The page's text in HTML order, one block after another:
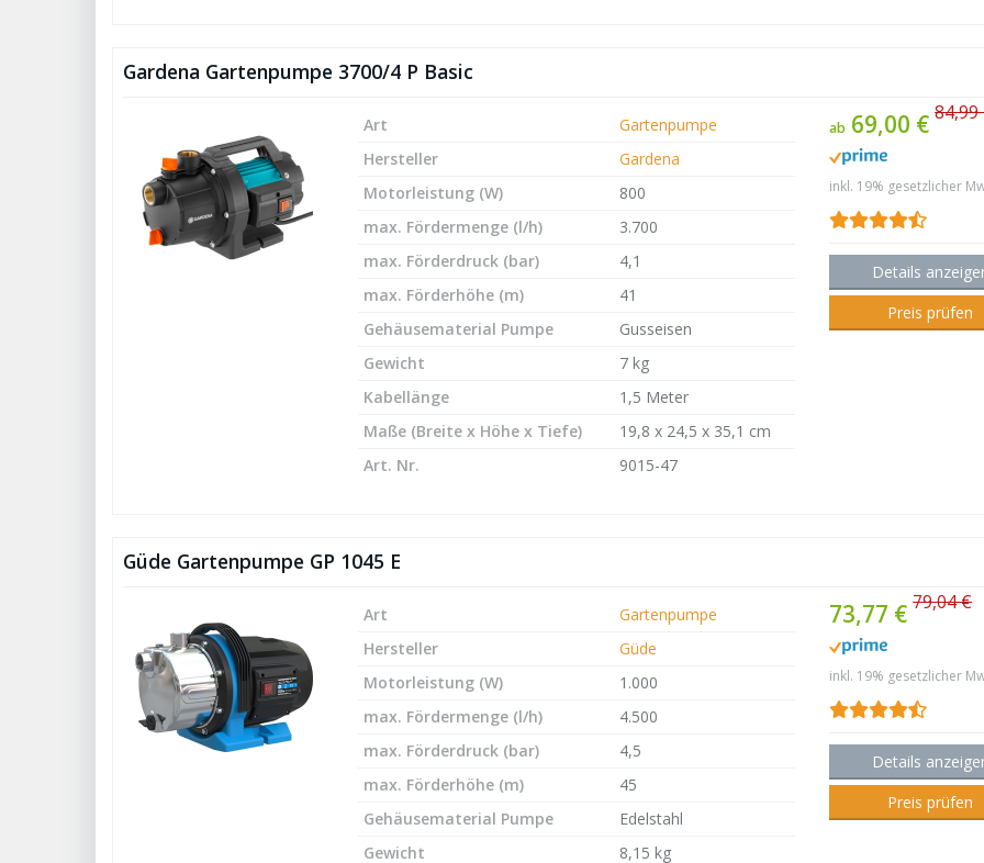
Gardena Gartenpumpe 3700/4 P Basic
ab 69,00 €84,99
inkl. 19% gesetzlicher
Details
Preis prüfen
Art
Gartenpumpe
Hersteller
Gardena
Motorleistung (W)
800
max. Fördermenge (l/h)
3.700
max. Förderdruck (bar)
4,1
max. Förderhöhe (m)
41
Gehäusematerial Pumpe
Gusseisen
Gewicht
7 kg
Kabellänge
1,5 Meter
Maße (Breite x Höhe x Tiefe)
19,8 x 24,5 x 35,1 cm
Art. Nr.
9015-47
Güde Gartenpumpe GP 1045 E
73,77 €79,04 €
inkl. 19% gesetzlicher
Details
Preis prüfen
Art
Gartenpumpe
Hersteller
Güde
Motorleistung (W)
1.000
max. Fördermenge (l/h)
4.500
max. Förderdruck (bar)
4,5
max. Förderhöhe (m)
45
Gehäusematerial Pumpe
Edelstahl
Gewicht
8,15 kg